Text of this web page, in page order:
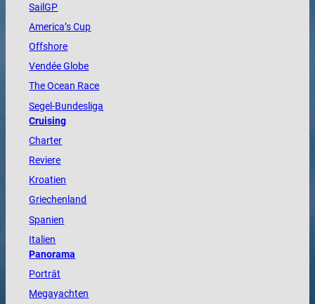
SailGP
America’s Cup
Offshore
VendéeGlobe
TheOcean Race
Segel-Bundesliga
Cruising
Charter
Reviere
Kroatien
Griechenland
Spanien
Italien
Panorama
Porträt
Megayachten